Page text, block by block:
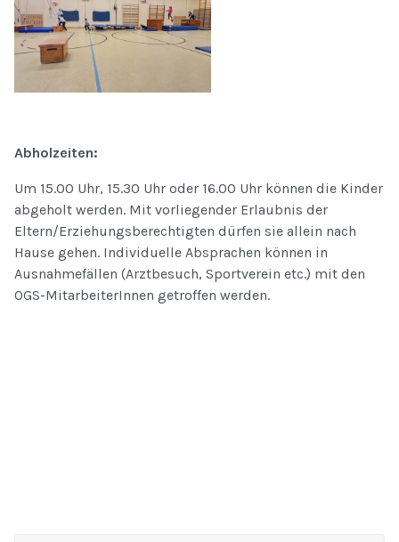
Abholzeiten:
Um 15.00 Uhr, 15.30 Uhr oder 16.00 Uhr können die Kinder
abgeholt werden. Mit vorliegender Erlaubnis der
Eltern/Erziehungsberechtigten dürfen sie allein nach
Hause gehen. Individuelle Absprachen können in
Ausnahmefällen (Arztbesuch, Sportverein etc.) mit den
OGS-MitarbeiterInnen getroffen werden.